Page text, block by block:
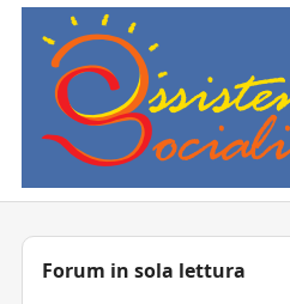
Forum in sola lettura